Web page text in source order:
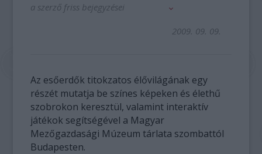
a szerző friss bejegyzései
2009. 09. 09.
Az esőerdők titokzatos élővilágának egy
részét mutatja be színes képeken és élethű
szobrokon keresztül, valamint interaktív
játékok segítségével a Magyar
Mezőgazdasági Múzeum tárlata szombattól
Budapesten.